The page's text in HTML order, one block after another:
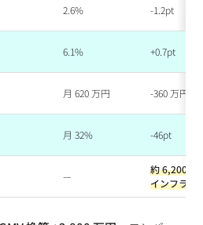
2.6% -1.2pt
6.1% +0.7pt
月 620 万円 -360 万円
月 32% -46pt
—
約 6,200 万
インフラ削